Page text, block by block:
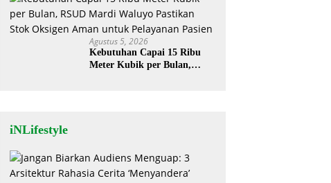
Agustus 5, 2026
Kebutuhan Capai 15 Ribu
Meter Kubik per Bulan,
iNLifestyle